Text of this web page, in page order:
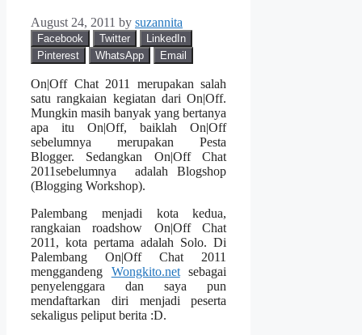
August 24, 2011 by suzannita
Facebook Twitter
LinkedIn
Pinterest
WhatsApp Email
On|Off Chat 2011 merupakan salah
satu rangkaian kegiatan dari On|Off.
Mungkin masih banyak yang bertanya
apa itu On|Off, baiklah On|Off
sebelumnya merupakan Pesta
Blogger. Sedangkan On|Off Chat
2011sebelumnya adalah Blogshop
(Blogging Workshop).
Palembang menjadi kota kedua,
rangkaian roadshow On|Off Chat
2011, kota pertama adalah Solo. Di
Palembang On|Off Chat 2011
menggandeng Wongkito.netsebagai
penyelenggara dan saya pun
mendaftarkan diri menjadi peserta
sekaligus peliput berita :D.